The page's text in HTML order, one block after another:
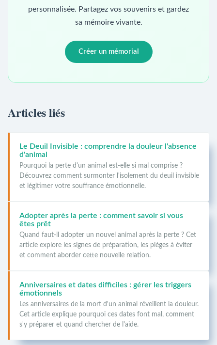
personnalisée. Partagez vos souvenirs et gardez
sa mémoire vivante.
Créer un mémorial
Articles liés
Le Deuil Invisible : comprendre la douleur l'absence
d'animal
Pourquoi la perte d'un animal est-elle si mal comprise ?
Découvrez comment surmonter l'isolement du deuil invisible
et légitimer votre souffrance émotionnelle.
Adopter après la perte : comment savoir si vous
êtes prêt
Quand faut-il adopter un nouvel animal après la perte ? Cet
article explore les signes de préparation, les pièges à éviter
et comment aborder cette nouvelle relation.
Anniversaires et dates difficiles : gérer les triggers
émotionnels
Les anniversaires de la mort d'un animal réveillent la douleur.
Cet article explique pourquoi ces dates font mal, comment
s'y préparer et quand chercher de l'aide.